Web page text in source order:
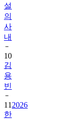
설
의
사
내
10
김
용
빈
11 2026
한